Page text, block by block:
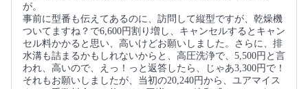
が。
事前に型番も伝えてあるのに、訪問して縦型ですが、乾燥機
ついてますね？で6,600円割り増し、キャンセルするとキャン
セル料かかると思い、高いけどお願いしました。さらに、排
水溝も詰まるかもしれないからと、高圧洗浄で、5,500円と言
われ、高いので、えっ！っと返答したら、じゃあ3,300円で！
それもお願いしましたが、当初の20,240円から、ユアマイス